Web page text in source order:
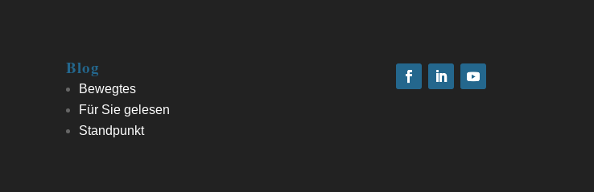
Blog
Bewegtes
Für Sie gelesen
Standpunkt